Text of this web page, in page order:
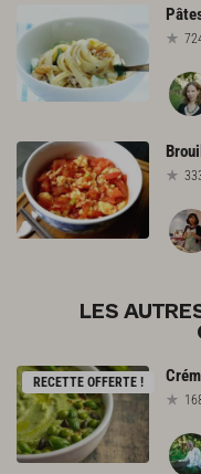
LES
RECETTE OFFERTE !